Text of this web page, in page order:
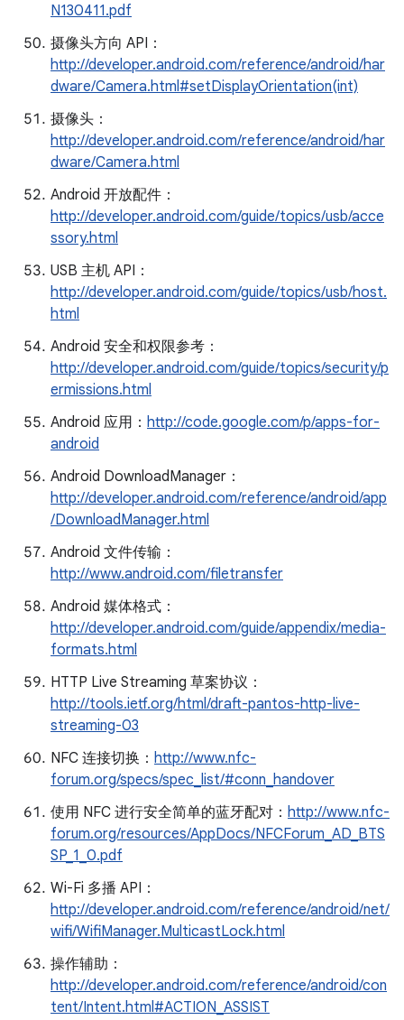
N130411.pdf
摄像头方向 API：
http://developer.android.com/reference/android/har
dware/Camera.html#setDisplayOrientation(int)
摄像头：
http://developer.android.com/reference/android/har
dware/Camera.html
Android 开放配件：
http://developer.android.com/guide/topics/usb/acce
ssory.html
USB 主机 API：
http://developer.android.com/guide/topics/usb/host.
html
Android 安全和权限参考：
http://developer.android.com/guide/topics/security/p
ermissions.html
Android 应用： http://code.google.com/p/apps-for-
android
Android DownloadManager：
http://developer.android.com/reference/android/app
/DownloadManager.html
Android 文件传输：
http://www.android.com/filetransfer
Android 媒体格式：
http://developer.android.com/guide/appendix/media-
formats.html
HTTP Live Streaming 草案协议：
http://tools.ietf.org/html/draft-pantos-http-live-
streaming-03
NFC 连接切换： http://www.nfc-
forum.org/specs/spec_list/#conn_handover
使用 NFC 进行安全简单的蓝牙配对： http://www.nfc-
forum.org/resources/AppDocs/NFCForum_AD_BTS
SP_1_0.pdf
Wi-Fi 多播 API：
http://developer.android.com/reference/android/net/
wifi/WifiManager.MulticastLock.html
操作辅助：
http://developer.android.com/reference/android/con
tent/Intent.html#ACTION_ASSIST